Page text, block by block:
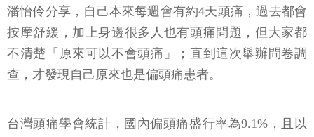
潘怡伶分享，自己本來每週會有約4天頭痛，過去都會
按摩舒緩，加上身邊很多人也有頭痛問題，但大家都
不清楚「原來可以不會頭痛」；直到這次舉辦問卷調
查，才發現自己原來也是偏頭痛患者。
台灣頭痛學會統計，國內偏頭痛盛行率為9.1%，且以